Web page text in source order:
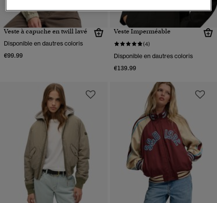
Veste à capuche en twill lavé
Disponible en dautres coloris
€99.99
Veste Imperméable
(4)
Disponible en dautres coloris
€139.99